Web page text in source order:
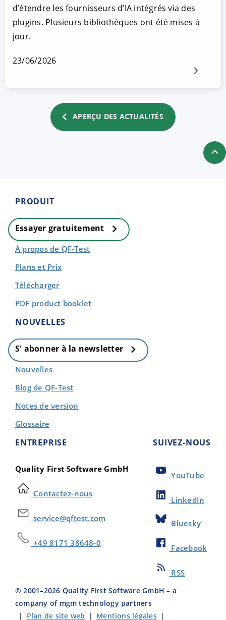
d’étendre les fournisseurs d’IA intégrés via des
plugins. Plusieurs bibliothèques ont été mises à
jour.
23/06/2026
APERÇU DES ACTUALITÉS
PRODUIT
Essayer gratuitement
À propos de QF-Test
Plans et Prix
Télécharger
PDF product booklet
NOUVELLES
S' abonner à la newsletter
Nouvelles
Blog de QF-Test
Notes de version
Glossaire
ENTREPRISE
Quality First Software GmbH
Contactez-nous
service@qftest.com
+49 8171 38648-0
SUIVEZ-NOUS
YouTube
LinkedIn
Bluesky
Facebook
RSS
© 2001–2026 Quality First Software GmbH – a
company of mgm technology partners
| Plan de site web | Mentions légales|